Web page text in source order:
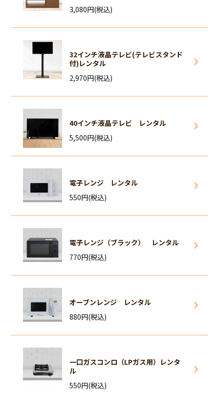
3,080円(税込)
32インチ液晶テレビ(テレビスタンド
付)レンタル
2,970円(税込)
40インチ液晶テレビ レンタル
5,500円(税込)
電子レンジ レンタル
550円(税込)
電子レンジ（ブラック） レンタル
770円(税込)
オーブンレンジ レンタル
880円(税込)
一口ガスコンロ（LPガス用）レンタ
ル
550円(税込)